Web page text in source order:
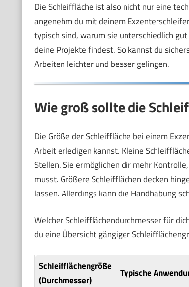
Die Schleiffläche ist also nicht nur eine
angenehm du mit deinem
typisch sind, warum sie unterschiedlich
deine Projekte findest. So kannst du
Arbeiten leichter und besser gelingen.
Wie groß sollte die
Die Größe der Schleiffläche bei einem
Arbeit erledigen kannst. Kleine
Stellen. Sie ermöglichen dir mehr
musst. Größere Schleifflächen decken
lassen. Allerdings kann die Handhabung
Welcher Schleifflächendurchmesser für
du eine Übersicht gängiger
Schleifflächengröße
(Durchmesser)
Typische